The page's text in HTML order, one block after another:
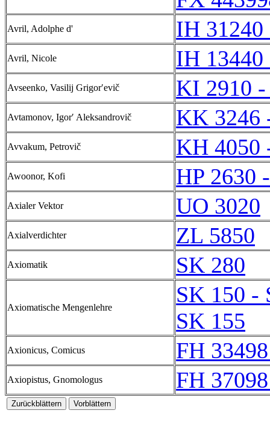
Avril, Adolphe d' IH
Avril, Nicole IH
Avseenko, Vasilij Grigorʹevič KI 2910
Avtamonov, Igorʹ Aleksandrovič KK 3246
Avvakum, Petrovič KH 4050
Awoonor, Kofi HP 2630
Axialer Vektor UO 3020
Axialverdichter ZL 5850
Axiomatik SK 280
Axiomatische Mengenlehre
SK 150 -
SK 155
Axionicus, Comicus FH
Axiopistus, Gnomologus FH